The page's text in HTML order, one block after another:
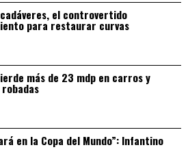
el controvertido
para restaurar curvas
más de 23 mdp en carros y
en la Copa del Mundo”: Infantino